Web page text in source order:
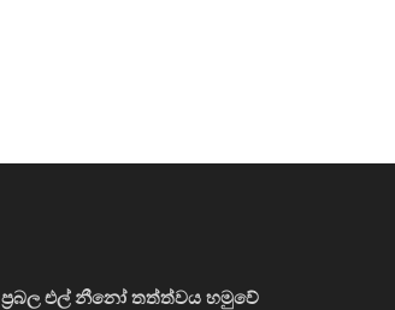
ප්‍රබල එල් නීනෝ තත්ත්වය හමුවේ